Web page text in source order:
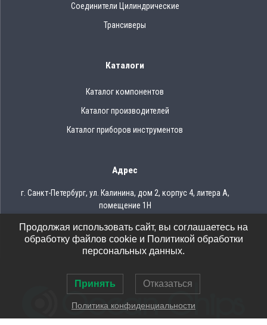
Соединители Цилиндрические
Трансиверы
Каталоги
Каталог компонентов
Каталог производителей
Каталог приборов инструментов
Адрес
г. Санкт-Петербург, ул. Калинина, дом 2, корпус 4, литера А,
помещение 1Н
Тел.: 8 (812) 309-75-97
Email: ocean@oceanchips.ru
Продолжая использовать сайт, вы соглашаетесь на
обработку файлов cookie и Политикой обработки
персональных данных.
Принять Отказаться
Политика конфиденциальности